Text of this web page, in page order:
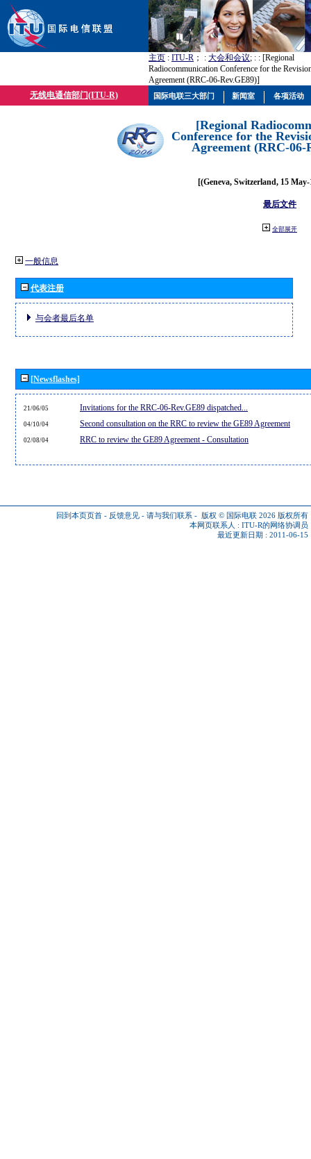
主页 : ITU-R ； : 大会和会议; : : [Regional
Radiocommunication Conference for the
Agreement (RRC-06-Rev.GE89)]
无线电通信部门(ITU-R)
[Regional
Conference for the
Agreement (RRC-06-
[(Geneva, Switzerland, 15
最后文件
全部展开
一般信息
代表注册
与会者最后名单
[Newsflashes]
21/06/05 Invitations for the RRC-06-Rev.GE89 dispatched...
04/10/04 Second consultation on the RRC to review the GE89 Agreement
02/08/04 RRC to review the GE89 Agreement - Consultation
回到本页页首 - 反馈意见 - 请与我们联系 - 版权 © 国际电联 2026 版权所有
本网页联系人 : ITU-R的网络协调员
最近更新日期 : 2011-06-15
国际电联三大部门 新闻室 各项活动